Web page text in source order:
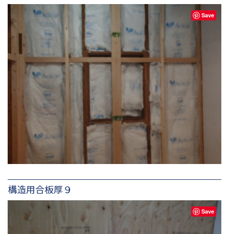
Save
構造用合板厚９
Save